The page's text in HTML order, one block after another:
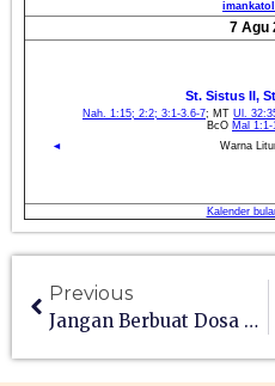
Previous
Jangan Berbuat Dosa Lagi